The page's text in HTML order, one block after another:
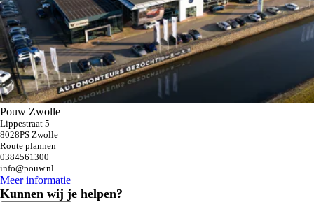
Pouw Zwolle
Lippestraat 5
8028PS Zwolle
Route plannen
0384561300
info@pouw.nl
Meer informatie
Kunnen wij je helpen?